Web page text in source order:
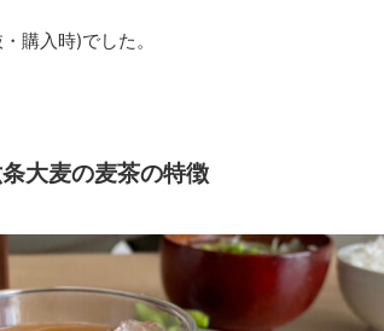
購入時)でした。
大麦の麦茶の特徴